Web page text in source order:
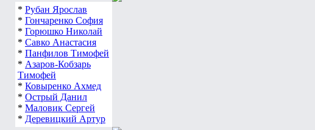
* Рубан Ярослав
* Гончаренко София
* Горюшко Николай
* Савко Анастасия
* Панфилов Тимофей
* Азаров-Кобзарь
Тимофей
* Ковыренко Ахмед
* Острый Данил
* Маловик Сергей
* Деревицкий Артур